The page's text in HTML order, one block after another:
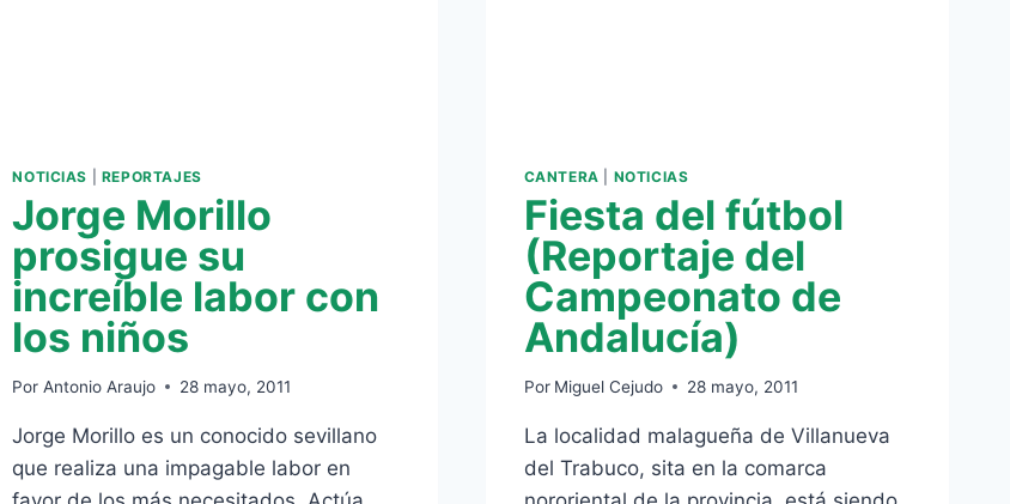
NOTICIAS REPORTAJES
Jorge Morillo
prosigue su
increíble labor con
los niños
Por Antonio Araujo 28 mayo, 2011
Jorge Morillo es un conocido sevillano
que realiza una impagable labor en
CANTERA NOTICIAS
Fiesta del fútbol
(Reportaje del
Campeonato de
Andalucía)
Por Miguel Cejudo 28 mayo, 2011
La localidad malagueña de Villanueva
del Trabuco, sita en la comarca